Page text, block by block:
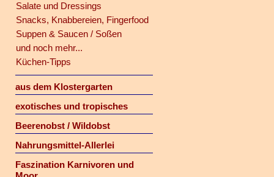
Salate und Dressings
Snacks, Knabbereien, Fingerfood
Suppen & Saucen / Soßen
und noch mehr...
Küchen-Tipps
aus dem Klostergarten
exotisches und tropisches
Beerenobst / Wildobst
Nahrungsmittel-Allerlei
Faszination Karnivoren und